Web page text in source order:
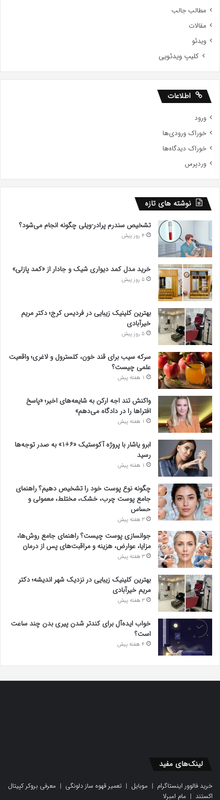
مطالب جالب
مقالات
ویدئو
کلیپ ویدئویی
اطلاعات
ورود
خوراک ورودی‌ها
خوراک دیدگاه‌ها
وردپرس
نوشته های تازه
تشخیص سندرم پرادر-ویلی چگونه انجام می‌شود؟
4 روز پیش
خرید مدل کمد دیواری شیک و جادار از «کمد پازلی»
5 روز پیش
بهترین کلینیک زیبایی در فردیس کرج؛ دکتر مریم
خیرآبادی
5 روز پیش
سرکه سیب برای قند خون، کلسترول و لاغری؛ واقعیت
علمی چیست؟
1 هفته پیش
واکنش تند اجه ارکن به شایعه‌های اخیر؛ «پاسخ
افتراها را در دادگاه می‌دهم»
1 هفته پیش
ابرو یاشار با پروژه آکوستیک «۶+۱» به صدر توجه‌ها
رسید
1 هفته پیش
چگونه نوع پوست خود را تشخیص دهیم؟ راهنمای
جامع پوست چرب، خشک، مختلط، معمولی و
حساس
3 هفته پیش
جوانسازی پوست چیست؟ راهنمای جامع روش‌ها،
مزایا، عوارض، هزینه و مراقبت‌های پس از درمان
3 هفته پیش
بهترین کلینیک زیبایی در نزدیک شهر اندیشه؛ دکتر
مریم خیرآبادی
3 هفته پیش
خواب ایده‌آل برای کندتر شدن پیری بدن چند ساعت
است؟
4 هفته پیش
لینک‌های مفید
خرید فالوور اینستاگرام | موبایل | تعمیر قهوه ساز دلونگی | معرفی بروکر کپیتال
اکستند | مام امبرلا